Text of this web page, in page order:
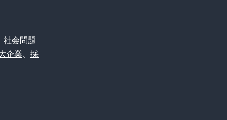
社会問題
企業
採